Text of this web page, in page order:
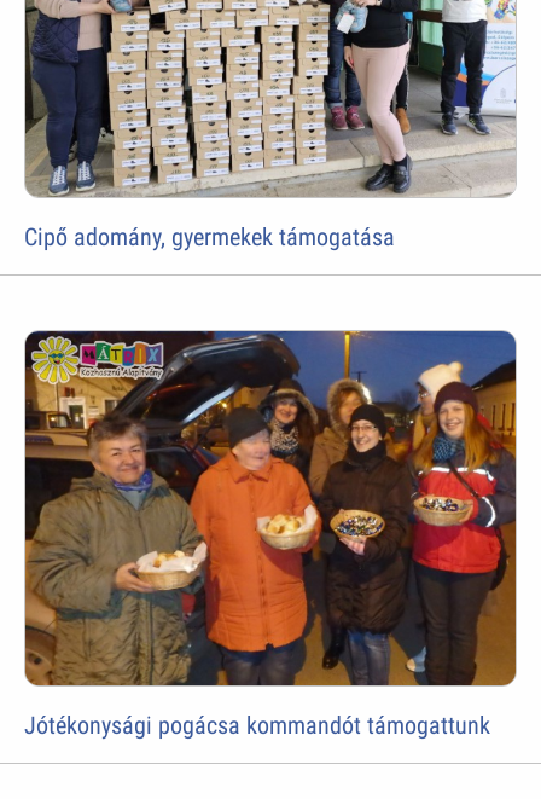
Cipő adomány, gyermekek támogatása
Jótékonysági pogácsa kommandót támogattunk